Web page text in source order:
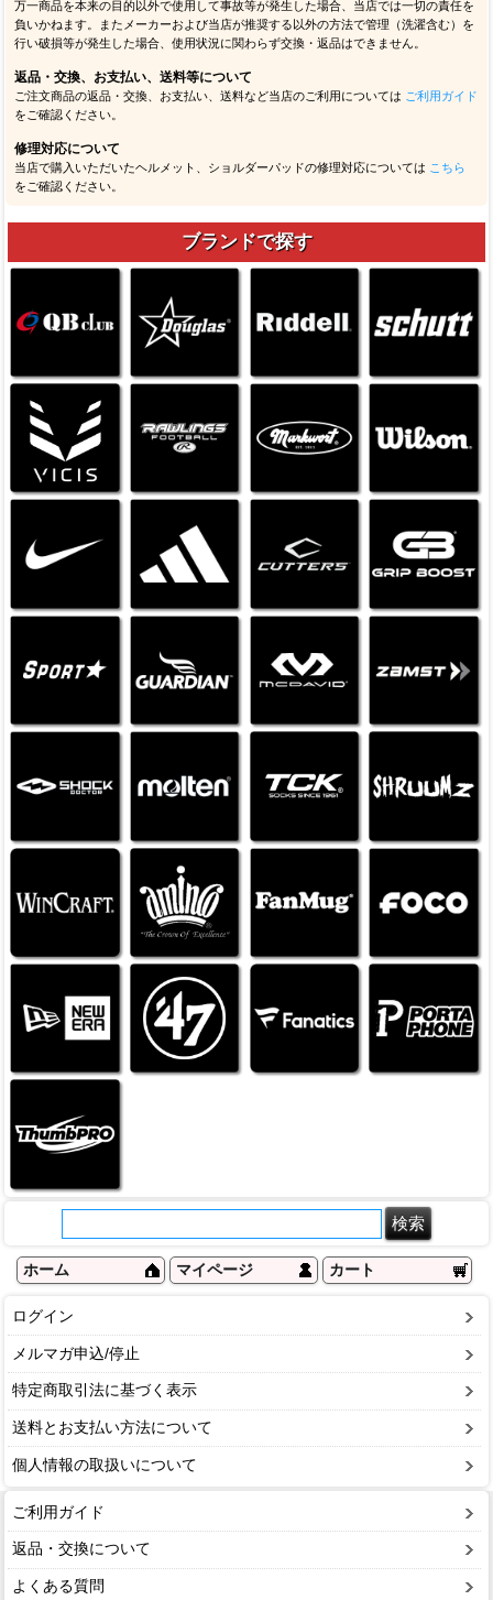
万一商品を本来の目的以外で使用して事故等が発生した場合、当店では一切の責任を
負いかねます。またメーカーおよび当店が推奨する以外の方法で管理（洗濯含む）を
行い破損等が発生した場合、使用状況に関わらず交換・返品はできません。
返品・交換、お支払い、送料等について
ご注文商品の返品・交換、お支払い、送料など当店のご利用については ご利用ガイド
をご確認ください。
修理対応について
当店で購入いただいたヘルメット、ショルダーパッドの修理対応については こちら
をご確認ください。
ブランドで探す
ホーム マイページ カート
ログイン
メルマガ申込/停止
特定商取引法に基づく表示
送料とお支払い方法について
個人情報の取扱いについて
ご利用ガイド
返品・交換について
よくある質問